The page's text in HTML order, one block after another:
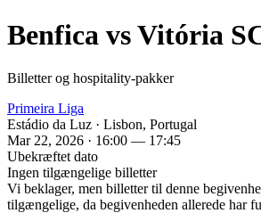
Benfica vs Vitória
Billetter og hospitality-pakker
Primeira Liga
Estádio da Luz · Lisbon, Portugal
Mar 22, 2026 · 16:00 — 17:45
Ubekræftet dato
Ingen tilgængelige billetter
Vi beklager, men billetter til denne
tilgængelige, da begivenheden allerede har